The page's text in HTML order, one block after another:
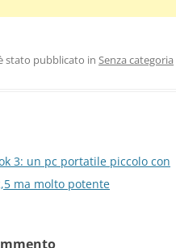
stato pubblicato in Senza categoria
3: un pc portatile piccolo con
ma molto potente